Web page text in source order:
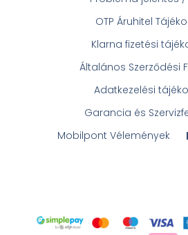
OTP Áruhitel
Klarna fizetési
Általános Szerződési
Adatkezelési
Garancia és
Mobilpont Vélemények